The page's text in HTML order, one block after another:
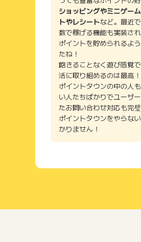
( 20代 女性 会社員)
全体的な品ぞろえがよく、
ります！ リピートしたくな
るので、年収が低くても計
こと後多いため。) HPもと
いくら ( 30代 女性 会社員)
毎年さとふるを使わせてい
なきゃいけないワンストッ
レジットカード払い、Pay-
ショッピングやミニゲー
トやレシートなど。最近
数で稼げる機能も実装さ
ポイントを貯められるよ
たね！
飽きることなく遊び感覚
活に取り組めるのは最高！
ポイントタウンの中の人
い人たちばかりでユーザ
たお問い合わせ対応も完璧
ポイントタウンをやらな
かりません！